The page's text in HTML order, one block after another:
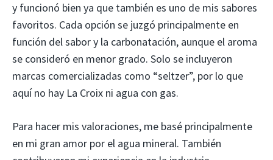
y funcionó bien ya que también es uno de mis sabores
favoritos. Cada opción se juzgó principalmente en
función del sabor y la carbonatación, aunque el aroma
se consideró en menor grado. Solo se incluyeron
marcas comercializadas como “seltzer”, por lo que
aquí no hay La Croix ni agua con gas.
Para hacer mis valoraciones, me basé principalmente
en mi gran amor por el agua mineral. También